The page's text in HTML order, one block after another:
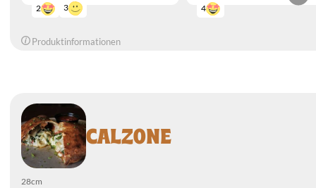
2 3 4
Produktinformationen
CALZONE
28cm